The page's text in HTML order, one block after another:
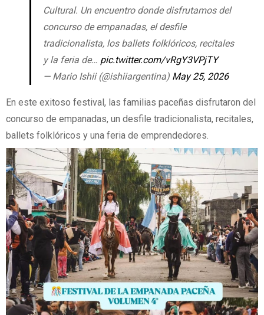
Cultural. Un encuentro donde disfrutamos del
concurso de empanadas, el desfile
tradicionalista, los ballets folklóricos, recitales
y la feria de… pic.twitter.com/vRgY3VPjTY
— Mario Ishii (@ishiiargentina) May 25, 2026
En este exitoso festival, las familias paceñas disfrutaron del
concurso de empanadas, un desfile tradicionalista, recitales,
ballets folklóricos y una feria de emprendedores.